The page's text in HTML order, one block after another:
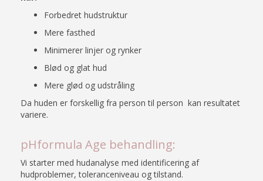
Forbedret hudstruktur
Mere fasthed
Minimerer linjer og rynker
Blød og glat hud
Mere glød og udstråling
Da huden er forskellig fra person til person kan resultatet
variere.
pHformula Age behandling:
Vi starter med hudanalyse med identificering af
hudproblemer, toleranceniveau og tilstand.